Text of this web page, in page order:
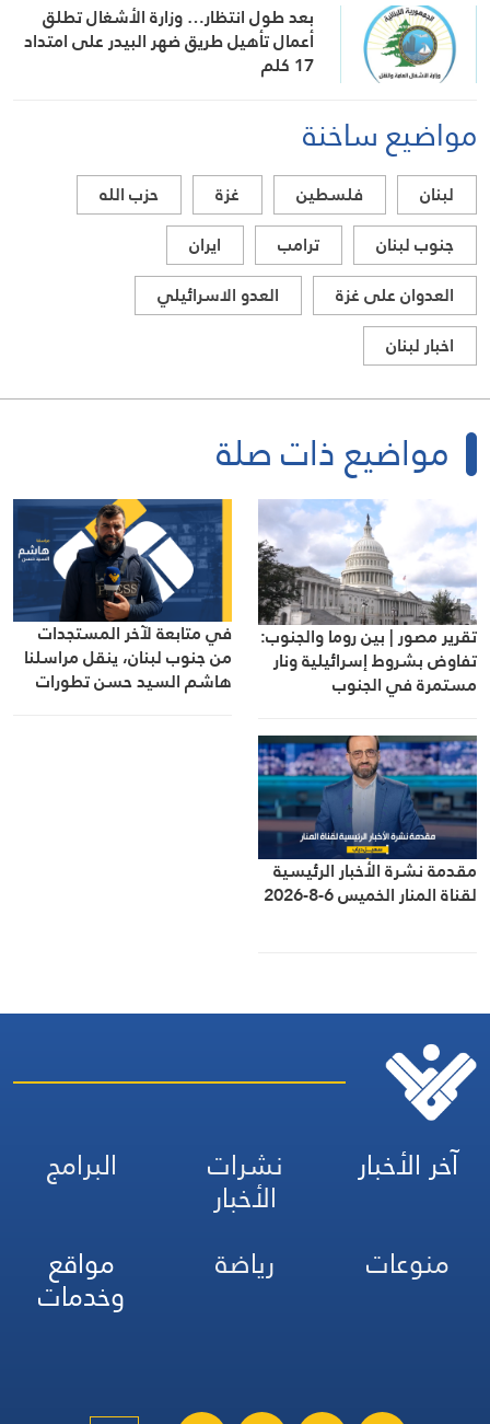
بعد طول انتظار… وزارة الأشغال تطلق
أعمال تأهيل طريق ضهر البيدر على امتداد
17 كلم
مواضيع ساخنة
لبنان فلسطين غزة
حزب الله
جنوب لبنان
ترامب
ايران
العدوان على غزة
العدو الاسرائيلي
اخبار لبنان
مواضيع ذات صلة
تقرير مصور | بين روما والجنوب:
تفاوض بشروط إسرائيلية ونار
مستمرة في الجنوب
في متابعة لآخر المستجدات
من جنوب لبنان، ينقل مراسلنا
هاشم السيد حسن تطورات
مقدمة نشرة الأخبار الرئيسية
لقناة المنار الخميس 6-8-2026
آخر الأخبار نشرات
الأخبار
البرامج
منوعات
رياضة مواقع
وخدمات